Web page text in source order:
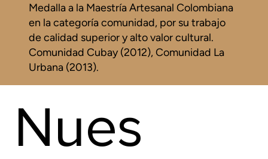
Medalla a la Maestría Artesanal Colombiana
en la categoría comunidad, por su trabajo
de calidad superior y alto valor cultural.
Comunidad Cubay (2012), Comunidad La
Urbana (2013).
Nues